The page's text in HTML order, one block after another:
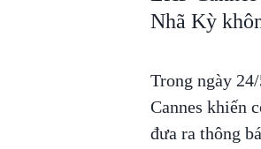
Nhã Kỳ
Trong ngày
Cannes khiến
đưa ra thông